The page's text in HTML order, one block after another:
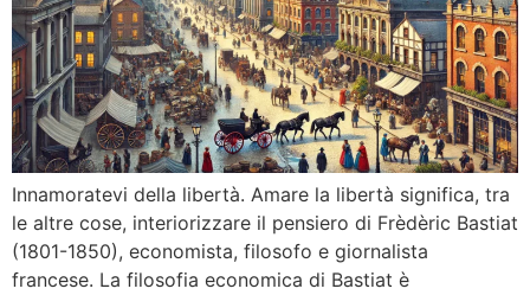
Innamoratevi della libertà. Amare la libertà significa, tra
le altre cose, interiorizzare il pensiero di Frèdèric Bastiat
(1801-1850), economista, filosofo e giornalista
francese. La filosofia economica di Bastiat è